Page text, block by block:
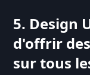
5. Design
d'offrir
sur tous